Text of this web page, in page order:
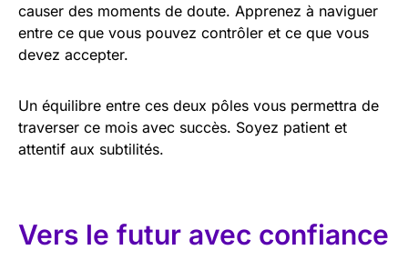
causer des moments de doute. Apprenez à naviguer
entre ce que vous pouvez contrôler et ce que vous
devez accepter.
Un équilibre entre ces deux pôles vous permettra de
traverser ce mois avec succès. Soyez patient et
attentif aux subtilités.
Vers le futur avec confiance